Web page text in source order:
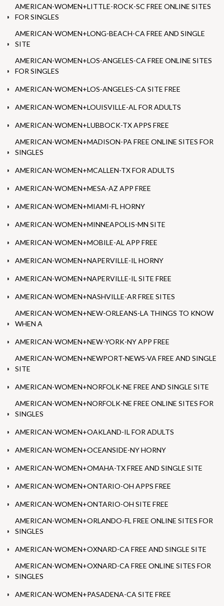
AMERICAN-WOMEN+LITTLE-ROCK-SC FREE ONLINE SITES
FOR SINGLES
AMERICAN-WOMEN+LONG-BEACH-CA FREE AND SINGLE
SITE
AMERICAN-WOMEN+LOS-ANGELES-CA FREE ONLINE SITES
FOR SINGLES
AMERICAN-WOMEN+LOS-ANGELES-CA SITE FREE
AMERICAN-WOMEN+LOUISVILLE-AL FOR ADULTS
AMERICAN-WOMEN+LUBBOCK-TX APPS FREE
AMERICAN-WOMEN+MADISON-PA FREE ONLINE SITES FOR
SINGLES
AMERICAN-WOMEN+MCALLEN-TX FOR ADULTS
AMERICAN-WOMEN+MESA-AZ APP FREE
AMERICAN-WOMEN+MIAMI-FL HORNY
AMERICAN-WOMEN+MINNEAPOLIS-MN SITE
AMERICAN-WOMEN+MOBILE-AL APP FREE
AMERICAN-WOMEN+NAPERVILLE-IL HORNY
AMERICAN-WOMEN+NAPERVILLE-IL SITE FREE
AMERICAN-WOMEN+NASHVILLE-AR FREE SITES
AMERICAN-WOMEN+NEW-ORLEANS-LA THINGS TO KNOW
WHEN A
AMERICAN-WOMEN+NEW-YORK-NY APP FREE
AMERICAN-WOMEN+NEWPORT-NEWS-VA FREE AND SINGLE
SITE
AMERICAN-WOMEN+NORFOLK-NE FREE AND SINGLE SITE
AMERICAN-WOMEN+NORFOLK-NE FREE ONLINE SITES FOR
SINGLES
AMERICAN-WOMEN+OAKLAND-IL FOR ADULTS
AMERICAN-WOMEN+OCEANSIDE-NY HORNY
AMERICAN-WOMEN+OMAHA-TX FREE AND SINGLE SITE
AMERICAN-WOMEN+ONTARIO-OH APPS FREE
AMERICAN-WOMEN+ONTARIO-OH SITE FREE
AMERICAN-WOMEN+ORLANDO-FL FREE ONLINE SITES FOR
SINGLES
AMERICAN-WOMEN+OXNARD-CA FREE AND SINGLE SITE
AMERICAN-WOMEN+OXNARD-CA FREE ONLINE SITES FOR
SINGLES
AMERICAN-WOMEN+PASADENA-CA SITE FREE